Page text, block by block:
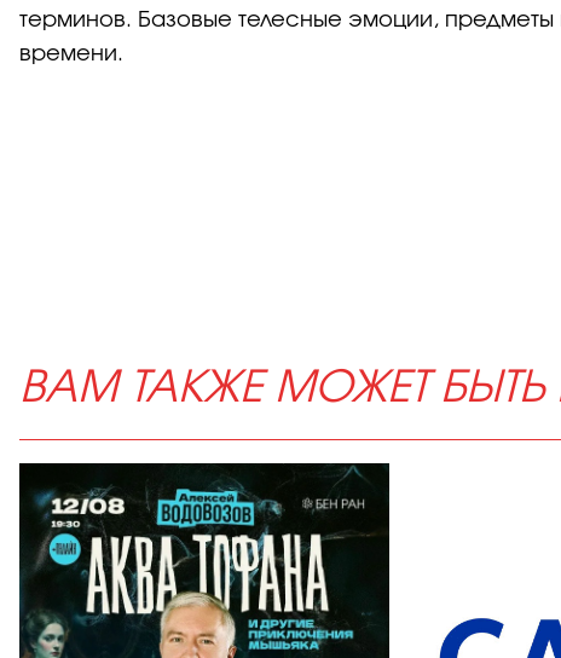
терминов. Базовые телесные эмоции,
времени.
ВАМ ТАКЖЕ МОЖЕТ БЫТЬ